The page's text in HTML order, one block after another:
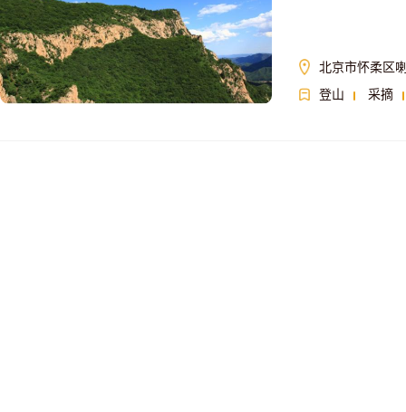
北京市怀柔区
登山
采摘